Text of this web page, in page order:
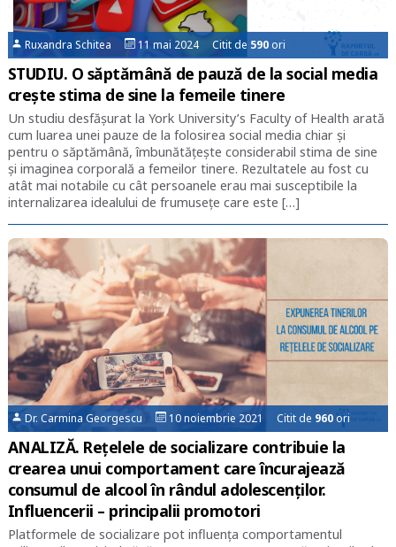
Ruxandra Schitea 11 mai 2024 Citit de 590 ori
STUDIU. O săptămână de pauză de la social media
crește stima de sine la femeile tinere
Un studiu desfășurat la York University’s Faculty of Health arată
cum luarea unei pauze de la folosirea social media chiar și
pentru o săptămână, îmbunătățește considerabil stima de sine
și imaginea corporală a femeilor tinere. Rezultatele au fost cu
atât mai notabile cu cât persoanele erau mai susceptibile la
internalizarea idealului de frumusețe care este […]
Dr. Carmina Georgescu 10 noiembrie 2021 Citit de 960ori
ANALIZĂ. Rețelele de socializare contribuie la
crearea unui comportament care încurajează
consumul de alcool în rândul adolescenților.
Influencerii – principalii promotori
Platformele de socializare pot influența comportamentul